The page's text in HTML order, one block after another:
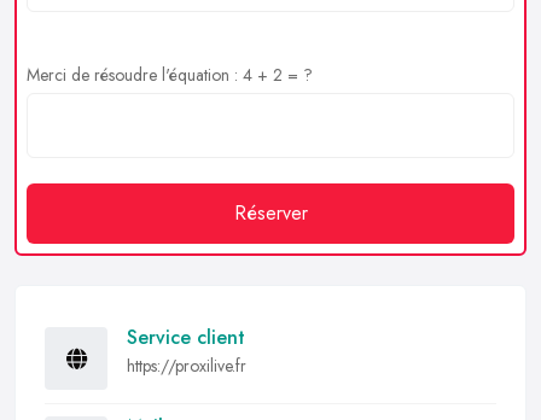
Merci de résoudre l'équation : 4 + 2 = ?
Réserver
Service client
https://proxilive.fr